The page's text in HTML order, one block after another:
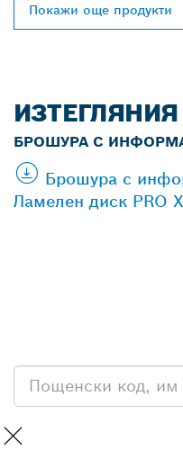
Покажи още продукти
ИЗТЕГЛЯНИЯ
БРОШУРА С
Брошура с
Ламелен диск PRO